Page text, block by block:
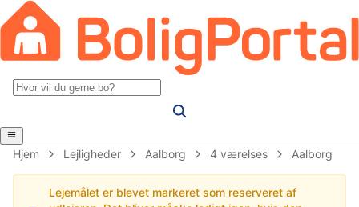
Hjem Lejligheder Aalborg 4 værelses Aalborg
Lejemålet er blevet markeret som reserveret af